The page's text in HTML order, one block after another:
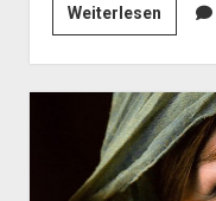
WeiterlesenHenne
oder
Ei?